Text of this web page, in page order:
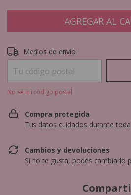
Entregas para el CP:
Medios de envío
No sé mi código postal
Compra protegida
Tus datos cuidados durante
Cambios y devoluciones
Si no te gusta, podés cambiarlo